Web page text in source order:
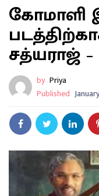
கோமாளி
சத்யராஜ் –
by Priya
Published